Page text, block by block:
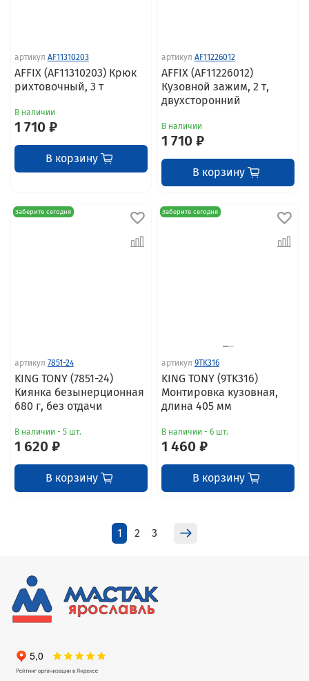
артикул AF11310203
AFFIX (AF11310203) Крюк
рихтовочный, 3 т
В наличии
1 710 ₽
В корзину
артикул AF11226012
AFFIX (AF11226012)
Кузовной зажим, 2 т,
двухсторонний
В наличии
1 710 ₽
В корзину
Заберите сегодня
артикул 7851-24
KING TONY (7851-24)
Киянка безынерционная
680 г, без отдачи
В наличии - 5 шт.
1 620 ₽
В корзину
Заберите сегодня
артикул 9TK316
KING TONY (9TK316)
Монтировка кузовная,
длина 405 мм
В наличии - 6 шт.
1 460 ₽
В корзину
1 2 3